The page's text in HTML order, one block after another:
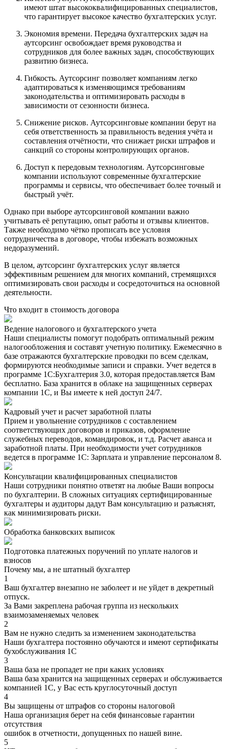
имеют штат высококвалифицированных специалистов,
что гарантирует высокое качество бухгалтерских услуг.
Экономия времени. Передача бухгалтерских задач на
аутсорсинг освобождает время руководства и
сотрудников для более важных задач, способствующих
развитию бизнеса.
Гибкость. Аутсорсинг позволяет компаниям легко
адаптироваться к изменяющимся требованиям
законодательства и оптимизировать расходы в
зависимости от сезонности бизнеса.
Снижение рисков. Аутсорсинговые компании берут на
себя ответственность за правильность ведения учёта и
составления отчётности, что снижает риски штрафов и
санкций со стороны контролирующих органов.
Доступ к передовым технологиям. Аутсорсинговые
компании используют современные бухгалтерские
программы и сервисы, что обеспечивает более точный и
быстрый учёт.
Однако при выборе аутсорсинговой компании важно
учитывать её репутацию, опыт работы и отзывы клиентов.
Также необходимо чётко прописать все условия
сотрудничества в договоре, чтобы избежать возможных
недоразумений.
В целом, аутсорсинг бухгалтерских услуг является
эффективным решением для многих компаний, стремящихся
оптимизировать свои расходы и сосредоточиться на основной
деятельности.
Что входит в стоимость договора
Ведение налогового и бухгалтерского учета
Наши специалисты помогут подобрать оптимальный режим
налогообложения и составят учетную политику. Ежемесячно в
базе отражаются бухгалтерские проводки по всем сделкам,
формируются необходимые записи и справки. Учет ведется в
программе 1С:Бухгалтерия 3.0, которая предоставляется Вам
бесплатно. База хранится в облаке на защищенных серверах
компании 1С, и Вы имеете к ней доступ 24/7.
Кадровый учет и расчет заработной платы
Прием и увольнение сотрудников с составлением
соответствующих договоров и приказов, оформление
служебных переводов, командировок, и т.д. Расчет аванса и
заработной платы. При необходимости учет сотрудников
ведется в программе 1С: Зарплата и управление персоналом 8.
Консультации квалифицированных специалистов
Наши сотрудники понятно ответят на любые Ваши вопросы
по бухгалтерии. В сложных ситуациях сертифицированные
бухгалтеры и аудиторы дадут Вам консультацию и разъяснят,
как минимизировать риски.
Обработка банковских выписок
Подготовка платежных поручений по уплате налогов и
взносов
Почему мы, а не штатный бухгалтер
1
Ваш бухгалтер внезапно не заболеет и не уйдет в декретный
отпуск.
За Вами закреплена рабочая группа из нескольких
взаимозаменяемых человек
2
Вам не нужно следить за изменением законодательства
Наши бухгалтера постоянно обучаются и имеют сертификаты
бухобслуживания 1С
3
Ваша база не пропадет не при каких условиях
Ваша база хранится на защищенных серверах и обслуживается
компанией 1С, у Вас есть круглосуточный доступ
4
Вы защищены от штрафов со стороны налоговой
Наша организация берет на себя финансовые гарантии
отсутствия
ошибок в отчетности, допущенных по нашей вине.
5